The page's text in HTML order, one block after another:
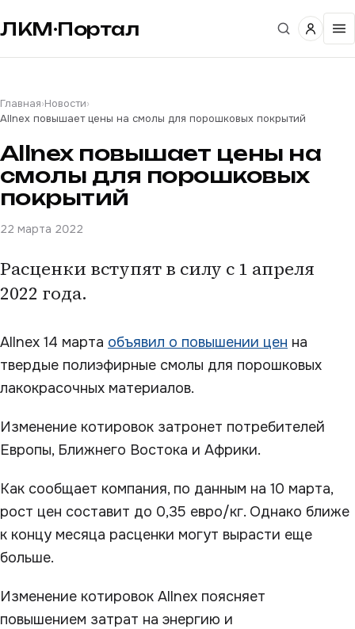
ЛКМ·Портал
Главная›Новости›
Allnex повышает цены на смолы для порошковых покрытий
Allnex повышает цены на
смолы для порошковых
покрытий
22 марта 2022
Расценки вступят в силу с 1 апреля
2022 года.
Allnex 14 марта объявил о повышении цен на
твердые полиэфирные смолы для порошковых
лакокрасочных материалов.
Изменение котировок затронет потребителей
Европы, Ближнего Востока и Африки.
Как сообщает компания, по данным на 10 марта,
рост цен составит до 0,35 евро/кг. Однако ближе
к концу месяца расценки могут вырасти еще
больше.
Изменение котировок Allnex поясняет
повышением затрат на энергию и